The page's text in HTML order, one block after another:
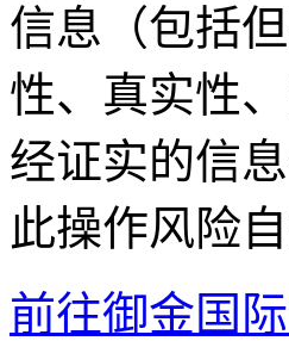
信息（包括
性、真实性
经证实的信
此操作风险自
前往御金国